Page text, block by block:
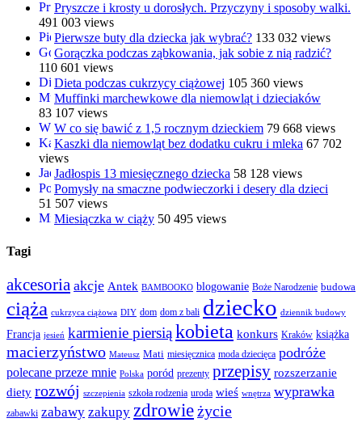
Pryszcze i krosty u dorosłych. Przyczyny i sposoby walki.
491 003 views
Pierwsze buty dla dziecka jak wybrać? 133 032 views
Gorączka podczas ząbkowania, jak sobie z nią radzić?
110 601 views
Dieta podczas cukrzycy ciążowej 105 360 views
Muffinki marchewkowe dla niemowląt i dzieciaków
83 107 views
W co się bawić z 1,5 rocznym dzieckiem 79 668 views
Kaszki dla niemowląt bez dodatku cukru i mleka 67 702
views
Jadłospis 13 miesięcznego dziecka 58 128 views
Pomysły na smaczne podwieczorki i desery dla dzieci
51 507 views
Miesiączka w ciąży 50 495 views
Tagi
akcesoria akcje Antek BAMBOOKO blogowanie Boże Narodzenie budowa
ciąża cukrzyca ciążowa DIY dom dom z bali dziecko dziennik budowy
Francja jesień karmienie piersiąkobieta konkurs Kraków książka
macierzyństwo Mateusz Mati miesięcznica moda dziecięca podróże
polecane przeze mnie Polska poród prezenty przepisy rozszerzanie
diety rozwój szczepienia szkoła rodzenia uroda wieś wnętrza wyprawka
zabawki zabawy zakupy zdrowieżycie